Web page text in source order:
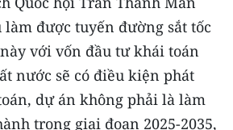
được tuyến đường sắt tốc
với vốn đầu tư khái toán
nước sẽ có điều kiện phát
dự án không phải là làm
trong giai đoạn 2025-2035,